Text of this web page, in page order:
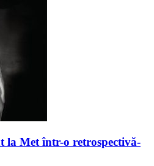
la Met într-o retrospectivă-